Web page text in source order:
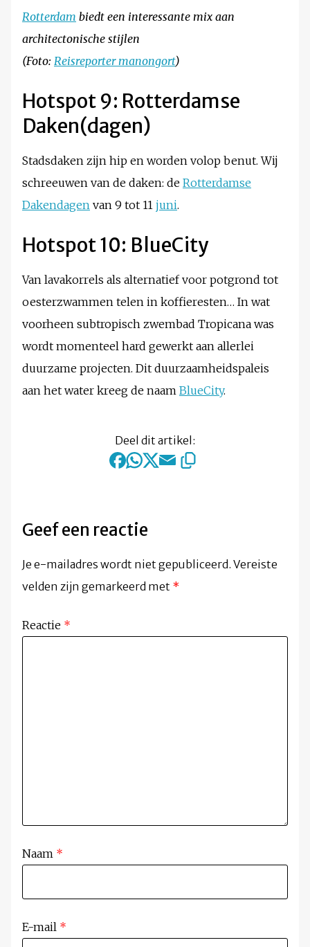
Rotterdam biedt een interessante mix aan
architectonische stijlen
(Foto: Reisreporter manongort)
Hotspot 9: Rotterdamse
Daken(dagen)
Stadsdaken zijn hip en worden volop benut. Wij
schreeuwen van de daken: de Rotterdamse
Dakendagen van 9 tot 11 juni.
Hotspot 10: BlueCity
Van lavakorrels als alternatief voor potgrond tot
oesterzwammen telen in koffieresten… In wat
voorheen subtropisch zwembad Tropicana was
wordt momenteel hard gewerkt aan allerlei
duurzame projecten. Dit duurzaamheidspaleis
aan het water kreeg de naam BlueCity.
Deel dit artikel:
Geef een reactie
Je e-mailadres wordt niet gepubliceerd. Vereiste
velden zijn gemarkeerd met *
Reactie *
Naam *
E-mail *